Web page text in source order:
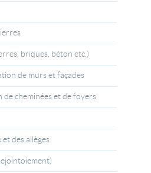
briques, béton etc.)
de murs et façades
cheminées et de foyers
des allèges